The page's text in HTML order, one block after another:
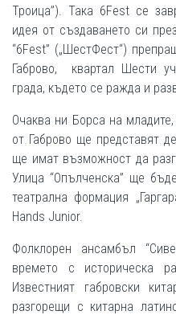
Троица”). Така 6Fest се
идея от създаването си
“6Fest” („ШестФест“)
Габрово, квартал Шести
града, където се ражда и
Очаква ни Борса на
от Габрово ще представят
ще имат възможност да
Улица “Опълченска” ще
театрална формация
Hands Junior.
Фолклорен ансамбъл
времето с историческа
Известният габровски
разгорещи с китарна